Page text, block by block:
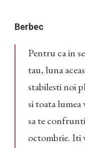
Berbec
Pentru ca in
tau, luna
stabilesti noi
si toata lumea
sa te
octombrie. Iti